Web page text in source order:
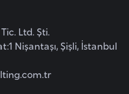
Ltd. Şti.
Nişantaşı, Şişli, İstanbul